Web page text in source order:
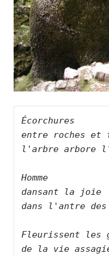
Écorchures
entre roches
l'arbre
Homme
dansant la
dans l'antre
Fleurissent
de la vie